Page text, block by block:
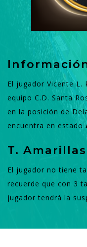
El jugador Vicente L.
equipo C.D. Santa
en la posición de
encuentra en estado
T.
El jugador no tiene
recuerde que con 3
jugador tendrá la